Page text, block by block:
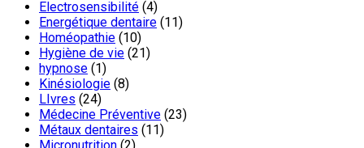
Electrosensibilité (4)
Energétique dentaire (11)
Homéopathie (10)
Hygiène de vie (21)
hypnose (1)
Kinésiologie (8)
LIvres (24)
Médecine Préventive (23)
Métaux dentaires (11)